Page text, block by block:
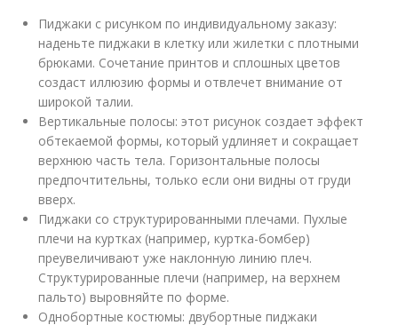
Пиджаки с рисунком по индивидуальному заказу:
наденьте пиджаки в клетку или жилетки с плотными
брюками. Сочетание принтов и сплошных цветов
создаст иллюзию формы и отвлечет внимание от
широкой талии.
Вертикальные полосы: этот рисунок создает эффект
обтекаемой формы, который удлиняет и сокращает
верхнюю часть тела. Горизонтальные полосы
предпочтительны, только если они видны от груди
вверх.
Пиджаки со структурированными плечами. Пухлые
плечи на куртках (например, куртка-бомбер)
преувеличивают уже наклонную линию плеч.
Структурированные плечи (например, на верхнем
пальто) выровняйте по форме.
Однобортные костюмы: двубортные пиджаки